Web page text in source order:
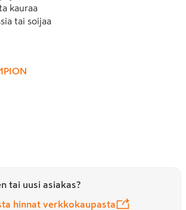
kauraa
tai soijaa
Herkullinen koiran täysravinto sisältää
10 % maistuvaa kotimaista
Pirkanmaalla.
laadukas lohiöljy sekä suomalainen
runsaasti omega-3- ja omega-6-
hernettä pitää herkullisen nappulan
ja MOS-prebiootit auttavat
tai uusi asiakas?
hinnat verkkokaupasta